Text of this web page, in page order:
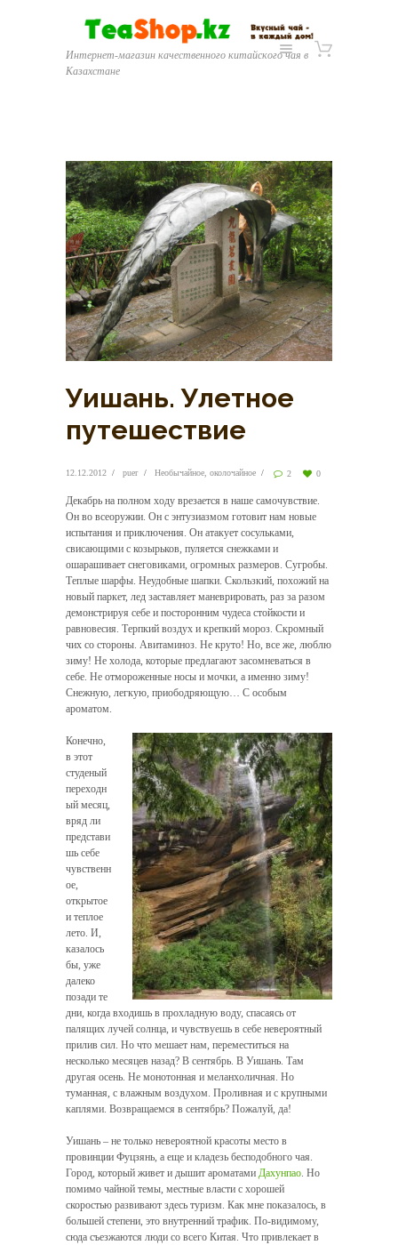
Интернет-магазин качественного китайского чая в
Казахстане
Уишань. Улетное
путешествие
12.12.2012 puer Необычайное, околочайное 2 0
Декабрь на полном ходу врезается в наше самочувствие.
Он во всеоружии. Он с энтузиазмом готовит нам новые
испытания и приключения. Он атакует сосульками,
свисающими с козырьков, пуляется снежками и
ошарашивает снеговиками, огромных размеров. Сугробы.
Теплые шарфы. Неудобные шапки. Скользкий, похожий на
новый паркет, лед заставляет маневрировать, раз за разом
демонстрируя себе и посторонним чудеса стойкости и
равновесия. Терпкий воздух и крепкий мороз. Скромный
чих со стороны. Авитаминоз. Не круто! Но, все же, люблю
зиму! Не холода, которые предлагают засомневаться в
себе. Не отмороженные носы и мочки, а именно зиму!
Снежную, легкую, приободряющую… С особым
ароматом.
Конечно,
в этот
студеный
переходн
ый месяц,
вряд ли
представи
шь себе
чувственн
ое,
открытое
и теплое
лето. И,
казалось
бы, уже
далеко
позади те
дни, когда входишь в прохладную воду, спасаясь от
палящих лучей солнца, и чувствуешь в себе невероятный
прилив сил. Но что мешает нам, переместиться на
несколько месяцев назад? В сентябрь. В Уишань. Там
другая осень. Не монотонная и меланхоличная. Но
туманная, с влажным воздухом. Проливная и с крупными
каплями. Возвращаемся в сентябрь? Пожалуй, да!
Уишань – не только невероятной красоты место в
провинции Фуцзянь, а еще и кладезь бесподобного чая.
Город, который живет и дышит ароматами Дахунпао . Но
помимо чайной темы, местные власти с хорошей
скоростью развивают здесь туризм. Как мне показалось, в
большей степени, это внутренний трафик. По-видимому,
сюда съезжаются люди со всего Китая. Что привлекает в